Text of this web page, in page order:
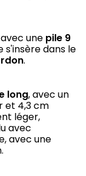
une pile 9
s'insère dans le
.
long, avec un
et 4,3 cm
léger,
avec
avec une